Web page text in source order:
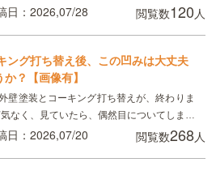
うしてもムラはできる、板金部分はやはり経
日：2026,07/28 閲覧数120人
ング打ち替え後、この凹みは大丈夫
？【画像有】
壁塗装とコーキング打ち替えが、終わりま
なく、見ていたら、偶然目についてしまっ
が、 画像のように コーキングの端にマイナ
日：2026,07/20 閲覧数268人